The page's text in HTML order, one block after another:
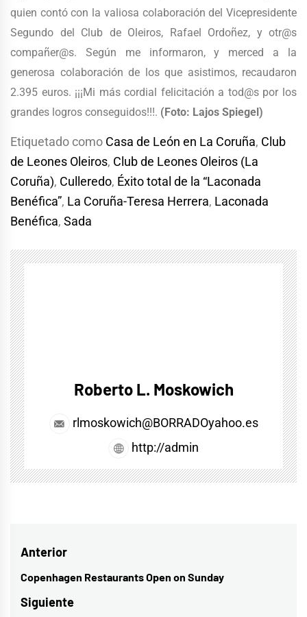
quien contó con la valiosa colaboración del Vicepresidente
Segundo del Club de Oleiros, Rafael Ordoñez, y otr@s
compañer@s. Según me informaron, y merced a la
generosa colaboración de los que asistimos, recaudaron
2.395 euros. ¡¡¡Mi más cordial felicitación a tod@s por los
grandes logros conseguidos!!!. (Foto: Lajos Spiegel)
Etiquetado como Casa de León en La Coruña, Club
de Leones Oleiros, Club de Leones Oleiros (La
Coruña), Culleredo, Éxito total de la “Laconada
Benéfica”, La Coruña-Teresa Herrera, Laconada
Benéfica, Sada
Roberto L. Moskowich
rlmoskowich@BORRADOyahoo.es
http://admin
Navegación
de
entradas
Anterior
Entrada
anterior:
Copenhagen Restaurants Open on Sunday
Siguiente